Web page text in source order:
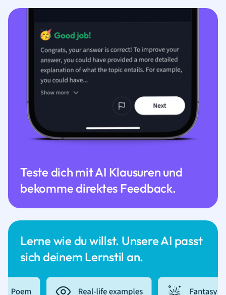
Lerne wie du willst. Unsere AI passt
sich deinem Lernstil an.
Teste dich mit AI Klausuren und
bekomme direktes Feedback.